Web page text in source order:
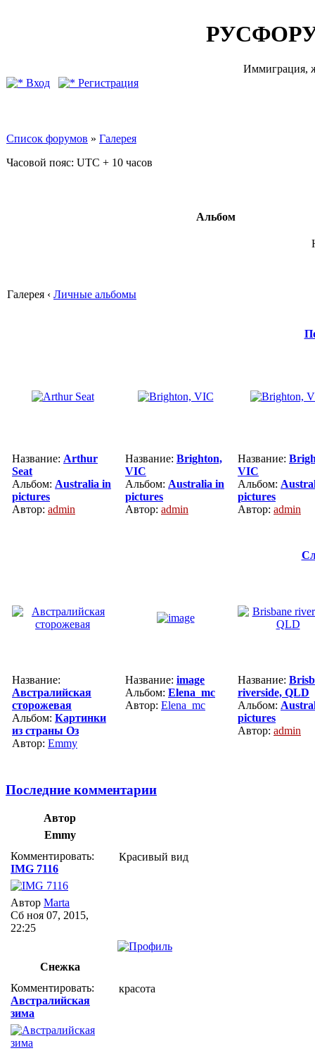
Иммиграция,
Вход
Регистрация
Список форумов » Галерея
Часовой пояс: UTC + 10 часов
Альбом
Галерея ‹ Личные альбомы
Название: Arthur
Seat
Альбом: Australia in
pictures
Автор: admin
Название: Brighton,
VIC
Альбом: Australia in
pictures
Автор: admin
Название:
VIC
Альбом:
pictures
Автор: admin
Название:
Австралийская
сторожевая
Альбом: Картинки
из страны Оз
Автор: Emmy
Название: image
Альбом: Elena_mc
Автор: Elena_mc
Название:
riverside, QLD
Альбом:
pictures
Автор: admin
Последние комментарии
Автор
Emmy
Комментировать:
IMG 7116
Автор Marta
Сб ноя 07, 2015,
22:25
Красивый вид
Снежка
Комментировать:
Австралийская
зима
красота